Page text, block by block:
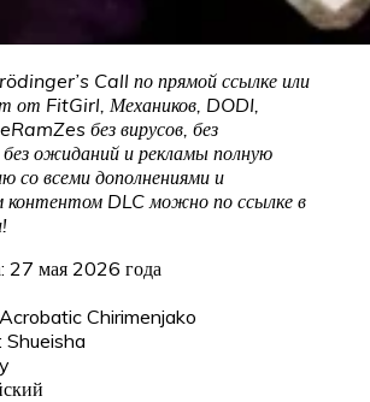
Call по прямой ссылке или
от FitGirl, Механиков, DODI,
без вирусов, без
ожиданий и рекламы полную
со всеми дополнениями и
DLC можно по ссылке в
27 мая 2026 года
Acrobatic Chirimenjako
Shueisha